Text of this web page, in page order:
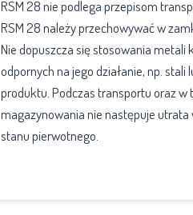
RSM 28 nie podlega przepisom
RSM 28 należy przechowywać w
Nie dopuszcza się stosowania metali
odpornych na jego działanie, np.
produktu. Podczas transportu oraz w
magazynowania nie następuje utrata
stanu pierwotnego.